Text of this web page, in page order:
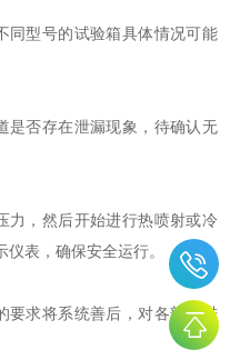
型号的试验箱具体情况可能
否存在泄漏现象，待确认无
，然后开始进行热喷射或冷
表，确保安全运行。
求将系统善后，对各部件进